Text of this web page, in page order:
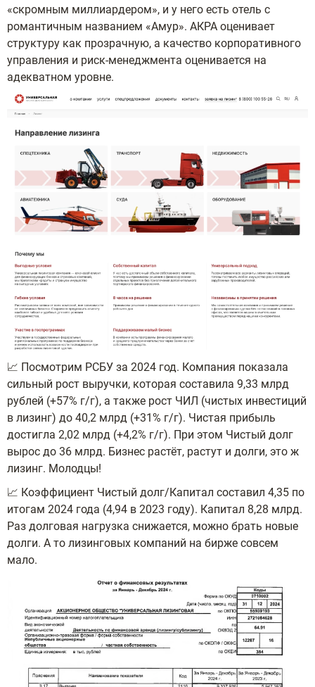
«скромным миллиардером», и у него есть отель с
романтичным названием «Амур». АКРА оценивает
структуру как прозрачную, а качество корпоративного
управления и риск-менеджмента оценивается на
адекватном уровне.
📈 Посмотрим РСБУ за 2024 год. Компания показала
сильный рост выручки, которая составила 9,33 млрд
рублей (+57% г/г), а также рост ЧИЛ (чистых инвестиций
в лизинг) до 40,2 млрд (+31% г/г). Чистая прибыль
достигла 2,02 млрд (+4,2% г/г). При этом Чистый долг
вырос до 36 млрд. Бизнес растёт, растут и долги, это ж
лизинг. Молодцы!
📈 Коэффициент Чистый долг/Капитал составил 4,35 по
итогам 2024 года (4,94 в 2023 году). Капитал 8,28 млрд.
Раз долговая нагрузка снижается, можно брать новые
долги. А то лизинговых компаний на бирже совсем
мало.